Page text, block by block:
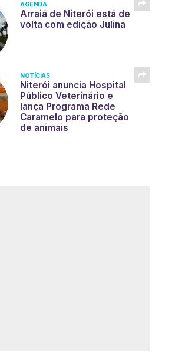
AGENDA
Arraiá de Niterói está de
volta com edição Julina
NOTÍCIAS
Niterói anuncia Hospital
Público Veterinário e
lança Programa Rede
Caramelo para proteção
de animais